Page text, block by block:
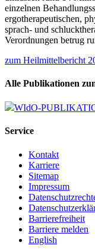
einzelnen
ergotherapeutischen,
sprach- und
Verordnungen betrug
zum Heilmittelbericht
Alle Publikationen
WIdO-
Service
Kontakt
Karriere
Sitemap
Impressum
Barrierefreiheit
Barriere melden
English